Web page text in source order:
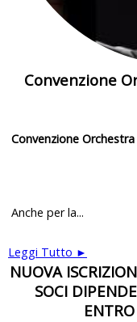
Convenzione
Convenzione
Anche per la...
Leggi Tutto ►
NUOVA
SOCI